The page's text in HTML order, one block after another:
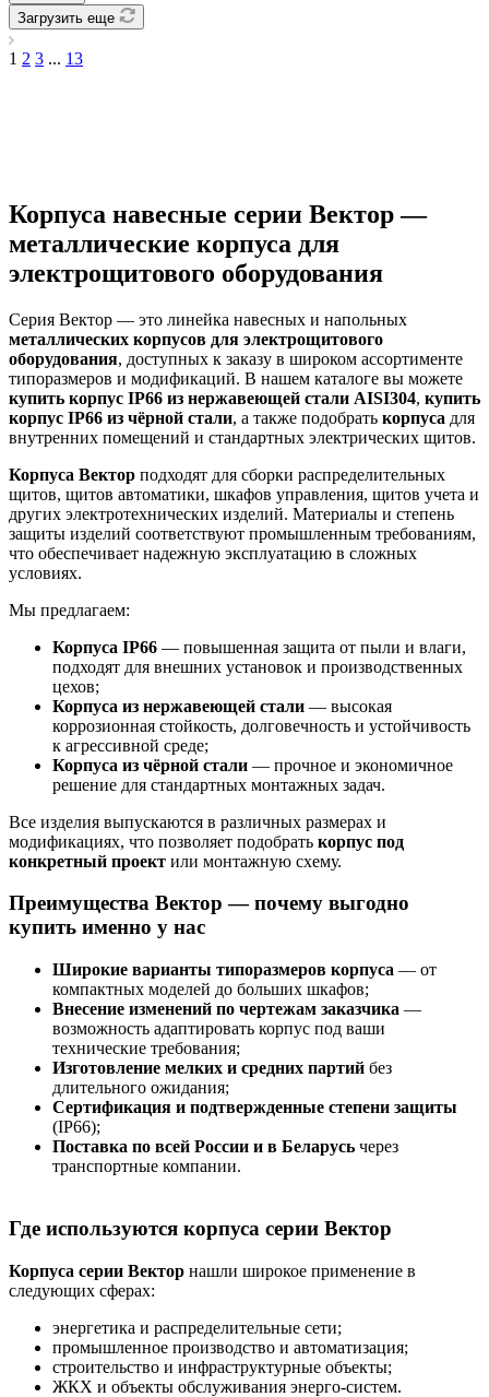
Загрузить еще
1 2 3 ... 13
Корпуса навесные серии Вектор —
металлические корпуса для
электрощитового оборудования
Серия Вектор — это линейка навесных и напольных
металлических корпусов для электрощитового
оборудования, доступных к заказу в широком ассортименте
типоразмеров и модификаций. В нашем каталоге вы можете
купить корпус IP66 из нержавеющей стали AISI304, купить
корпус IP66 из чёрной стали, а также подобрать корпуса для
внутренних помещений и стандартных электрических щитов.
Корпуса Вектор подходят для сборки распределительных
щитов, щитов автоматики, шкафов управления, щитов учета и
других электротехнических изделий. Материалы и степень
защиты изделий соответствуют промышленным требованиям,
что обеспечивает надежную эксплуатацию в сложных
условиях.
Мы предлагаем:
Корпуса IP66 — повышенная защита от пыли и влаги,
подходят для внешних установок и производственных
цехов;
Корпуса из нержавеющей стали — высокая
коррозионная стойкость, долговечность и устойчивость
к агрессивной среде;
Корпуса из чёрной стали — прочное и экономичное
решение для стандартных монтажных задач.
Все изделия выпускаются в различных размерах и
модификациях, что позволяет подобрать корпус под
конкретный проект или монтажную схему.
Преимущества Вектор — почему выгодно
купить именно у нас
Широкие варианты типоразмеров корпуса — от
компактных моделей до больших шкафов;
Внесение изменений по чертежам заказчика —
возможность адаптировать корпус под ваши
технические требования;
Изготовление мелких и средних партий без
длительного ожидания;
Сертификация и подтвержденные степени защиты
(IP66);
Поставка по всей России и в Беларусь через
транспортные компании.
Где используются корпуса серии Вектор
Корпуса серии Вектор нашли широкое применение в
следующих сферах:
энергетика и распределительные сети;
промышленное производство и автоматизация;
строительство и инфраструктурные объекты;
ЖКХ и объекты обслуживания энерго-систем.